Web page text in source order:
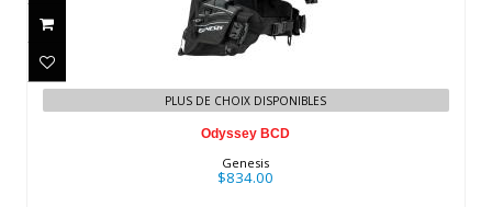
$834.00
PLUS DE CHOIX DISPONIBLES
Odyssey BCD
Genesis
$834.00